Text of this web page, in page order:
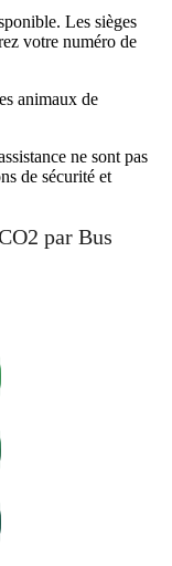
Les sièges
votre numéro de
animaux de
ne sont pas
de sécurité et
par Bus